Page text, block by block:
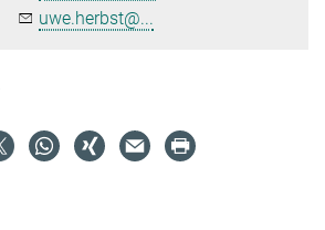
uwe.herbst@...